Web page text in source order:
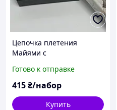
Цепочка плетения
Майями с
открыткой в коробочке
Готово к отправке
415₴/набор
Купить